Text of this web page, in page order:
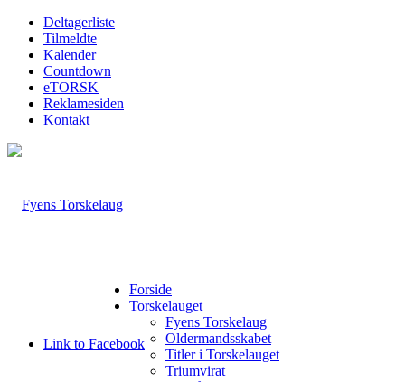
Deltagerliste
Tilmeldte
Kalender
Countdown
eTORSK
Reklamesiden
Kontakt
Link to Facebook
Forside
Torskelauget
Fyens Torskelaug
Oldermandsskabet
Titler i Torskelauget
Triumvirat